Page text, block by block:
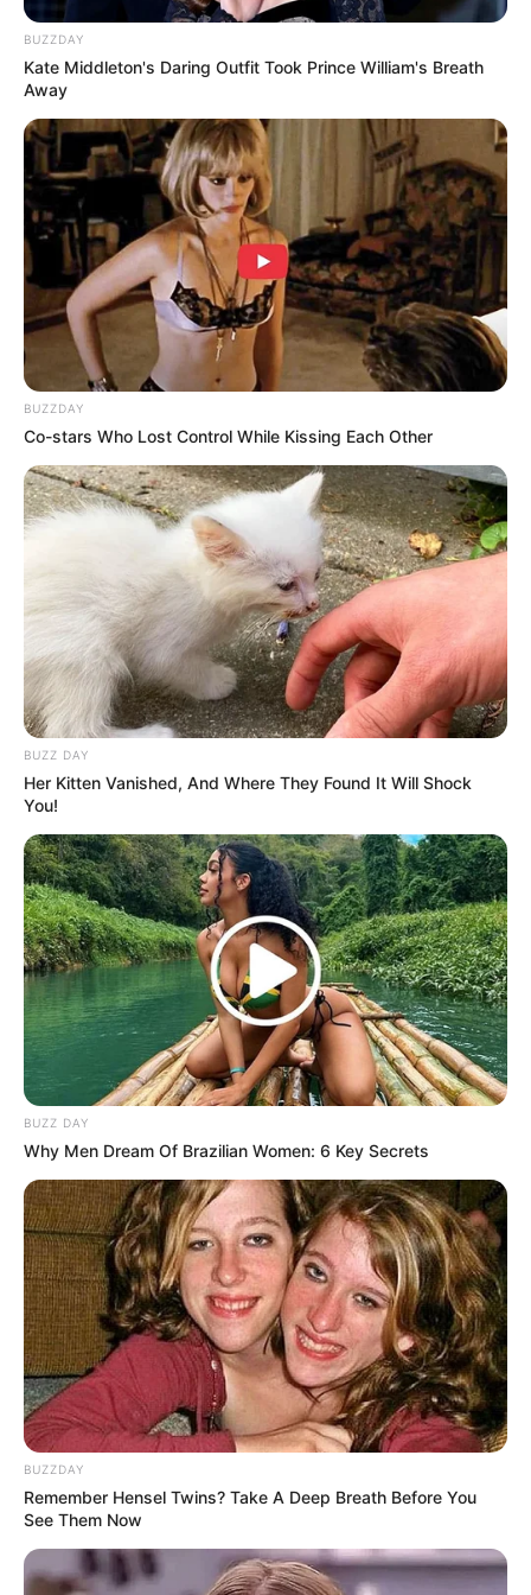
LIHAT ARTIKEL LAINNYA
Bukan Karena Tak Cinta
BUZZDAY
Kate Middleton's Daring Outfit Took Prince William's Breath
Away
BUZZDAY
Co-stars Who Lost Control While Kissing Each Other
BUZZ DAY
Her Kitten Vanished, And Where They Found It Will Shock
You!
BUZZ DAY
Why Men Dream Of Brazilian Women: 6 Key Secrets
BUZZDAY
Remember Hensel Twins? Take A Deep Breath Before You
See Them Now